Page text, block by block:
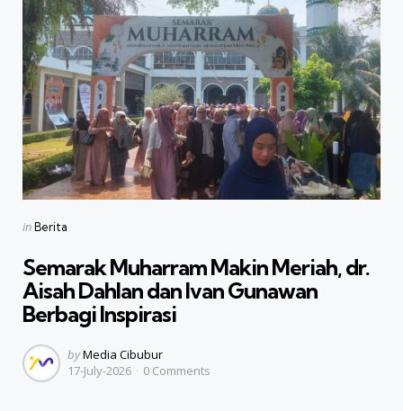
Categories
Posted
inBerita
Semarak Muharram Makin Meriah, dr.
Aisah Dahlan dan Ivan Gunawan
Berbagi Inspirasi
Posted
by
byMedia Cibubur
17-July-2026
0 Comments